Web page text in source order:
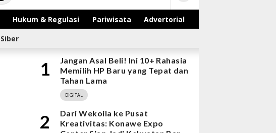
Hukum & Regulasi Pariwisata
Advertorial
1
Jangan Asal Beli! Ini 10+ Rahasia
Memilih HP Baru yang Tepat dan
Tahan Lama
DIGITAL
2
Dari Wekoila ke Pusat
Kreativitas: Konawe Expo